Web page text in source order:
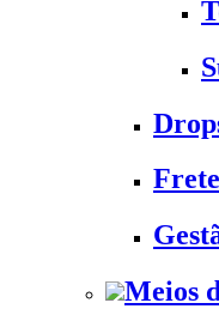
Meios